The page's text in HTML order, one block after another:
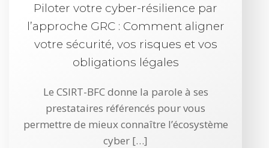
Piloter votre cyber-résilience par
l’approche GRC : Comment aligner
votre sécurité, vos risques et vos
obligations légales
Le CSIRT-BFC donne la parole à ses
prestataires référencés pour vous
permettre de mieux connaître l’écosystème
cyber […]